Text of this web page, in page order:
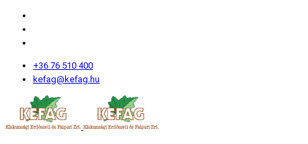
+36 76 510 400
kefag@kefag.hu